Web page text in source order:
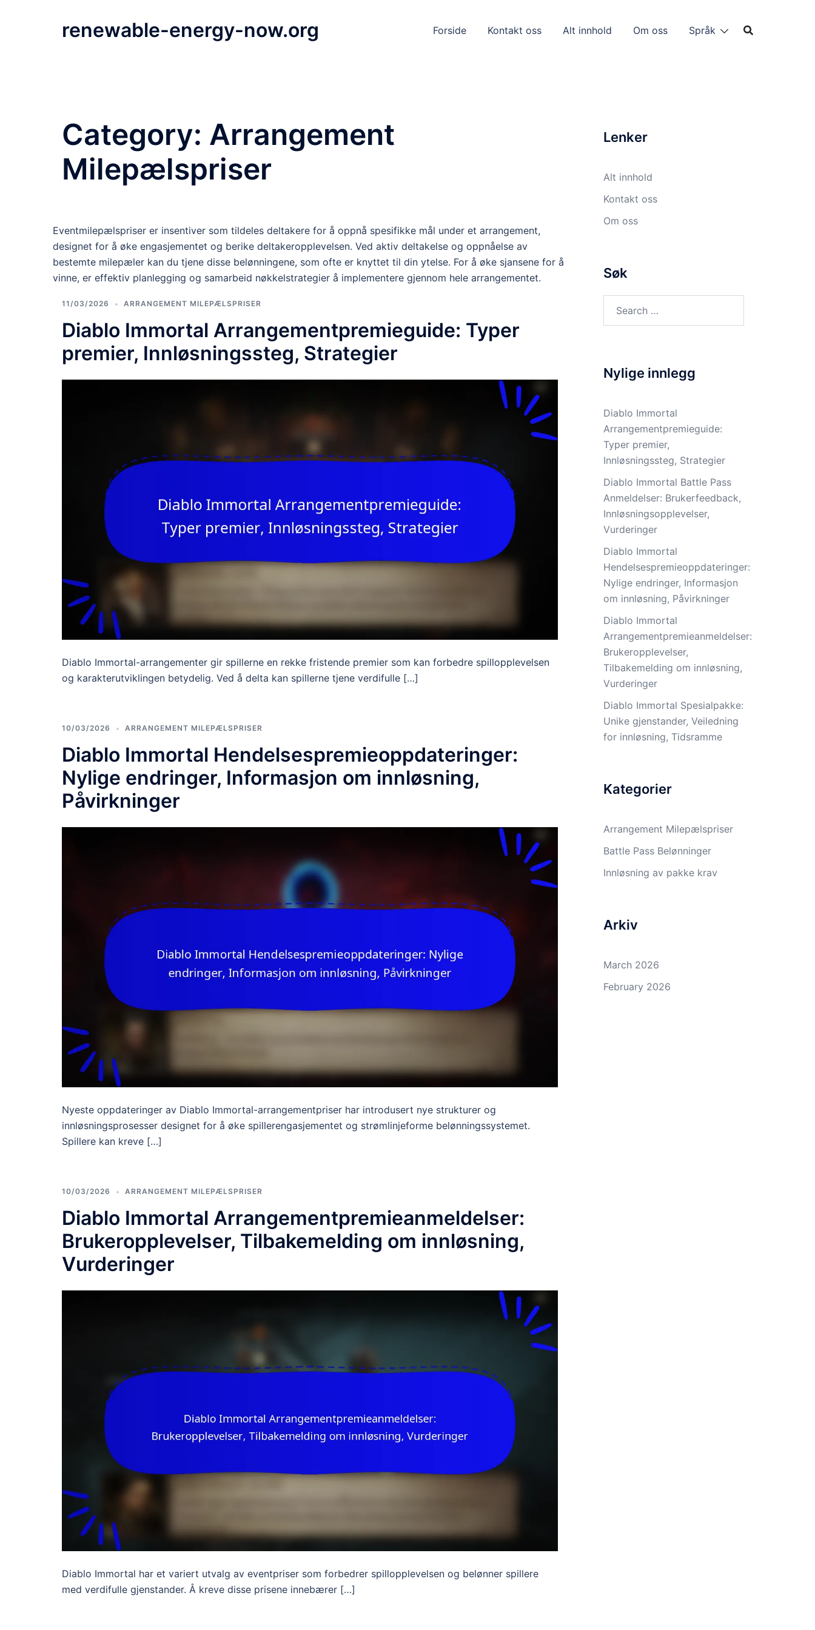
renewable-energy-now.org Forside Kontakt oss Alt innhold Om oss Språk
Category: Arrangement
Milepælspriser
Eventmilepælspriser er insentiver som tildeles deltakere for å oppnå spesifikke mål under et arrangement,
designet for å øke engasjementet og berike deltakeropplevelsen. Ved aktiv deltakelse og oppnåelse av
bestemte milepæler kan du tjene disse belønningene, som ofte er knyttet til din ytelse. For å øke sjansene for å
vinne, er effektiv planlegging og samarbeid nøkkelstrategier å implementere gjennom hele arrangementet.
11/03/2026 ARRANGEMENT MILEPÆLSPRISER
Diablo Immortal Arrangementpremieguide: Typer
premier, Innløsningssteg, Strategier
Diablo Immortal-arrangementer gir spillerne en rekke fristende premier som kan forbedre spillopplevelsen
og karakterutviklingen betydelig. Ved å delta kan spillerne tjene verdifulle […]
10/03/2026 ARRANGEMENT MILEPÆLSPRISER
Diablo Immortal Hendelsespremieoppdateringer:
Nylige endringer, Informasjon om innløsning,
Påvirkninger
Nyeste oppdateringer av Diablo Immortal-arrangementpriser har introdusert nye strukturer og
innløsningsprosesser designet for å øke spillerengasjementet og strømlinjeforme belønningssystemet.
Spillere kan kreve […]
10/03/2026 ARRANGEMENT MILEPÆLSPRISER
Diablo Immortal Arrangementpremieanmeldelser:
Brukeropplevelser, Tilbakemelding om innløsning,
Vurderinger
Diablo Immortal har et variert utvalg av eventpriser som forbedrer spillopplevelsen og belønner spillere
med verdifulle gjenstander. Å kreve disse prisene innebærer […]
Lenker
Alt innhold
Kontakt oss
Om oss
Søk
Nylige innlegg
Diablo Immortal
Arrangementpremieguide:
Typer premier,
Innløsningssteg, Strategier
Diablo Immortal Battle Pass
Anmeldelser: Brukerfeedback,
Innløsningsopplevelser,
Vurderinger
Diablo Immortal
Hendelsespremieoppdateringer:
Nylige endringer, Informasjon
om innløsning, Påvirkninger
Diablo Immortal
Arrangementpremieanmeldelser:
Brukeropplevelser,
Tilbakemelding om innløsning,
Vurderinger
Diablo Immortal Spesialpakke:
Unike gjenstander, Veiledning
for innløsning, Tidsramme
Kategorier
Arrangement Milepælspriser
Battle Pass Belønninger
Innløsning av pakke krav
Arkiv
March 2026
February 2026